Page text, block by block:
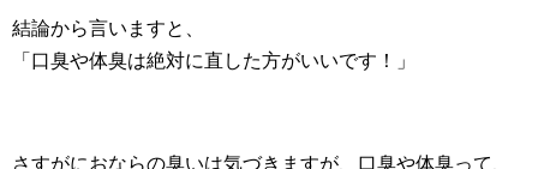
結論から言いますと、
「口臭や体臭は絶対に直した方がいいです！」
さすがにおならの臭いは気づきますが、口臭や体臭って、